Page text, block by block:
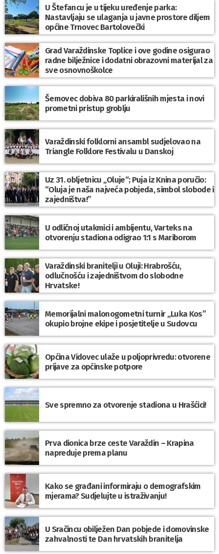
U Štefancu je u tijeku uređenje parka:
Nastavljaju se ulaganja u javne prostore diljem
općine Trnovec Bartolovečki
Grad Varaždinske Toplice i ove godine osigurao
radne bilježnice i dodatni obrazovni materijal za
sve osnovnoškolce
Šemovec dobiva 80 parkirališnih mjesta i novi
prometni pristup groblju
Varaždinski folklorni ansambl sudjelovao na
Triangle Folklore Festivalu u Danskoj
Uz 31. obljetnicu „Oluje“; Puja iz Knina poručio:
“Oluja je naša najveća pobjeda, simbol slobode i
zajedništva!”
U odličnoj utakmici i ambijentu, Varteks na
otvorenju stadiona odigrao 1:1 s Mariborom
Varaždinski branitelji u Oluji: Hrabrošću,
odlučnošću i zajedništvom do slobodne
Hrvatske!
Memorijalni malonogometni turnir „Luka Kos”
okupio brojne ekipe i posjetitelje u Sudovcu
Općina Vidovec ulaže u poljoprivredu: otvorene
prijave za općinske potpore
Sve spremno za otvorenje stadiona u Hrašćici!
Prva dionica brze ceste Varaždin – Krapina
napreduje prema planu
Kako se građani informiraju o demografskim
mjerama? Sudjelujte u istraživanju!
U Sračincu obilježen Dan pobjede i domovinske
zahvalnosti te Dan hrvatskih branitelja